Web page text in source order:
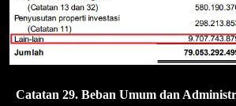
Catatan 29. Beban Umum dan